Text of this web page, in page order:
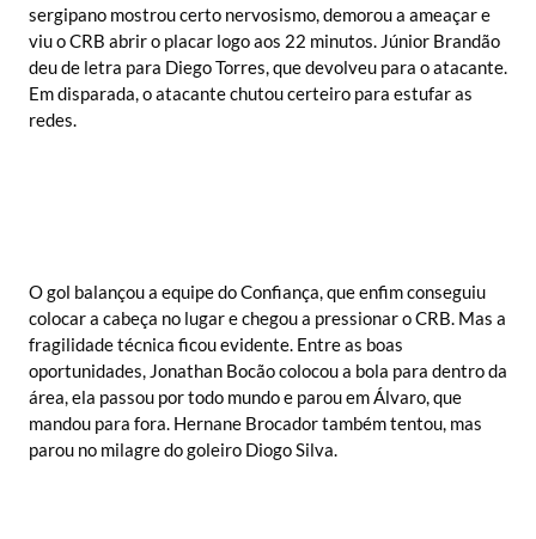
sergipano mostrou certo nervosismo, demorou a ameaçar e
viu o CRB abrir o placar logo aos 22 minutos. Júnior Brandão
deu de letra para Diego Torres, que devolveu para o atacante.
Em disparada, o atacante chutou certeiro para estufar as
redes.
O gol balançou a equipe do Confiança, que enfim conseguiu
colocar a cabeça no lugar e chegou a pressionar o CRB. Mas a
fragilidade técnica ficou evidente. Entre as boas
oportunidades, Jonathan Bocão colocou a bola para dentro da
área, ela passou por todo mundo e parou em Álvaro, que
mandou para fora. Hernane Brocador também tentou, mas
parou no milagre do goleiro Diogo Silva.